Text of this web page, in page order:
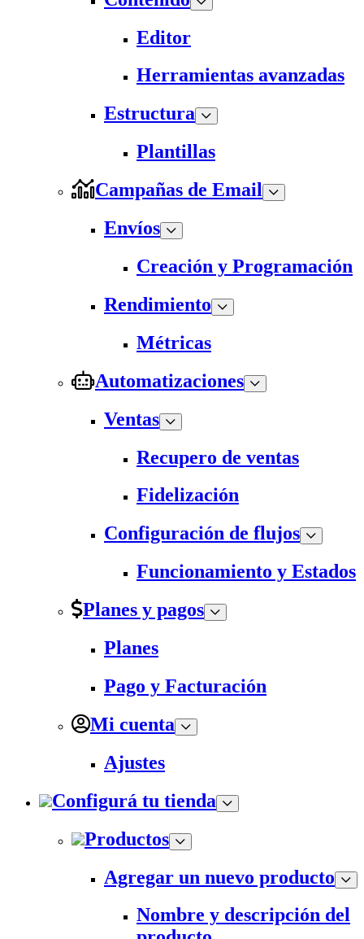
Editor
Herramientas avanzadas
Estructura
Plantillas
Campañas de Email
Envíos
Creación y Programación
Rendimiento
Métricas
Automatizaciones
Ventas
Recupero de ventas
Fidelización
Configuración de flujos
Funcionamiento y Estados
Planes y pagos
Planes
Pago y Facturación
Mi cuenta
Ajustes
Configurá tu tienda
Productos
Agregar un nuevo producto
Nombre y descripción del